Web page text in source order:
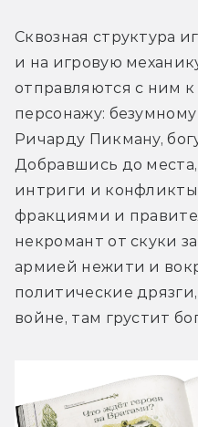
Сквозная структура
и на игровую
отправляются с ним
персонажу:
Ричарду Пикману,
Добравшись до
интриги и
фракциями и
некромант от скуки
армией нежити и
политические
войне, там грустит